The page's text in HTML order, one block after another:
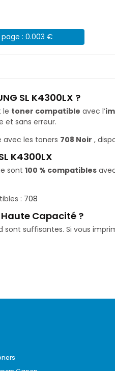
page : 0.003 €
SL K4300LX ?
le toner compatible avec l’
et sans erreur.
les toners 708 Noir ,
K4300LX
sont 100 % compatibles
: 708
Capacité ?
sont suffisantes. Si vous